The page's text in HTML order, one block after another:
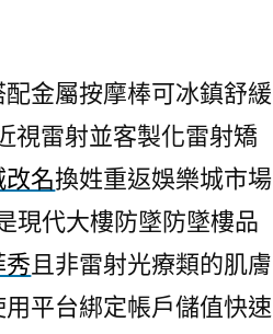
配金屬按摩棒可冰鎮舒緩
視雷射並客製化雷射矯
改名換姓重返娛樂城市場
現代大樓防墜防墜樓品
秀且非雷射光療類的肌膚
用平台綁定帳戶儲值快速